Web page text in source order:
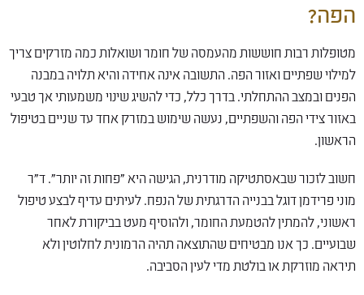
הפה?
מטופלות רבות חוששות מהעמסה של חומר ושואלות כמה מזרקים צריך
למילוי שפתיים ואזור הפה. התשובה אינה אחידה והיא תלויה במבנה
הפנים ובמצב ההתחלתי. בדרך כלל, כדי להשיג שינוי משמעותי אך טבעי
באזור צידי הפה והשפתיים, נעשה שימוש במזרק אחד עד שניים בטיפול
הראשון.
חשוב לזכור שבאסתטיקה מודרנית, הגישה היא "פחות זה יותר". ד"ר
מוני פרידמן דוגל בבנייה הדרגתית של הנפח. לעיתים עדיף לבצע טיפול
ראשוני, להמתין להטמעת החומר, ולהוסיף מעט בביקורת לאחר
שבועיים. כך אנו מבטיחים שהתוצאה תהיה הרמונית לחלוטין ולא
תיראה מוזרקת או בולטת מדי לעין הסביבה.